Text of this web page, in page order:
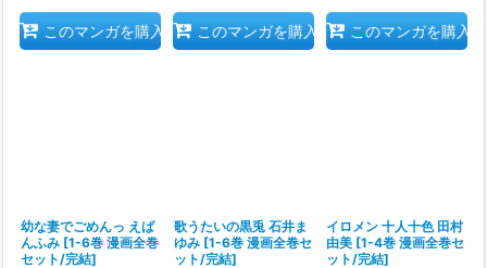
このマンガを購入 このマンガを購入 このマンガを購入
幼な妻でごめんっ えば
んふみ [1-6巻 漫画全巻
セット/完結]
歌うたいの黒兎 石井ま
ゆみ [1-6巻 漫画全巻セ
ット/完結]
イロメン 十人十色 田村
由美 [1-4巻 漫画全巻セ
ット/完結]